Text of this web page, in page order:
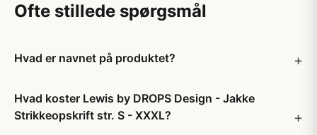
Ofte stillede spørgsmål
Hvad er navnet på produktet?
Hvad koster Lewis by DROPS Design - Jakke
Strikkeopskrift str. S - XXXL?